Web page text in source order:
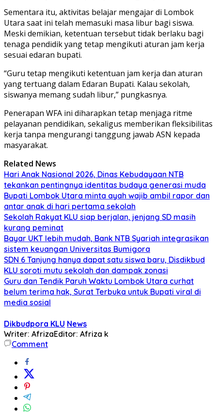
Sementara itu, aktivitas belajar mengajar di Lombok
Utara saat ini telah memasuki masa libur bagi siswa.
Meski demikian, ketentuan tersebut tidak berlaku bagi
tenaga pendidik yang tetap mengikuti aturan jam kerja
sesuai edaran bupati.
“Guru tetap mengikuti ketentuan jam kerja dan aturan
yang tertuang dalam Edaran Bupati. Kalau sekolah,
siswanya memang sudah libur,” pungkasnya.
Penerapan WFA ini diharapkan tetap menjaga ritme
pelayanan pendidikan, sekaligus memberikan fleksibilitas
kerja tanpa mengurangi tanggung jawab ASN kepada
masyarakat.
Related News
Hari Anak Nasional 2026, Dinas Kebudayaan NTB
tekankan pentingnya identitas budaya generasi muda
Bupati Lombok Utara minta ayah wajib ambil rapor dan
antar anak di hari pertama sekolah
Sekolah Rakyat KLU siap berjalan, jenjang SD masih
kurang peminat
Bayar UKT lebih mudah, Bank NTB Syariah integrasikan
sistem keuangan Universitas Bumigora
SDN 6 Tanjung hanya dapat satu siswa baru, Disdikbud
KLU soroti mutu sekolah dan dampak zonasi
Guru dan Tendik Paruh Waktu Lombok Utara curhat
belum terima hak, Surat Terbuka untuk Bupati viral di
media sosial
Dikbudpora KLU News
Writer: AfrizaEditor: Afriza k
Comment